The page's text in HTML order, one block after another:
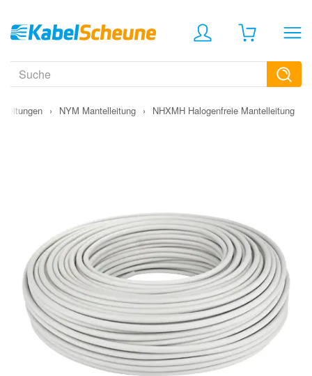
Leitungen › NYM Mantelleitung › NHXMH Halogenfreie Mantelleitung